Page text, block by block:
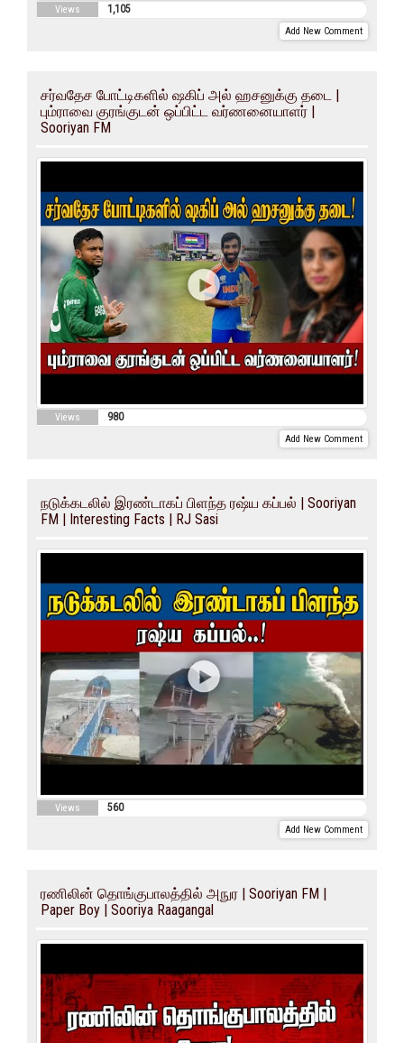
Views 1,105
Add New Comment
சர்வதேச போட்டிகளில் ஷகிப் அல் ஹசனுக்கு தடை |
பும்ராவை குரங்குடன் ஒப்பிட்ட வர்ணனையாளர் |
Sooriyan FM
Views 980
Add New Comment
நடுக்கடலில் இரண்டாகப் பிளந்த ரஷ்ய கப்பல் | Sooriyan
FM | Interesting Facts | RJ Sasi
Views 560
Add New Comment
ரணிலின் தொங்குபாலத்தில் அநுர | Sooriyan FM |
Paper Boy | Sooriya Raagangal